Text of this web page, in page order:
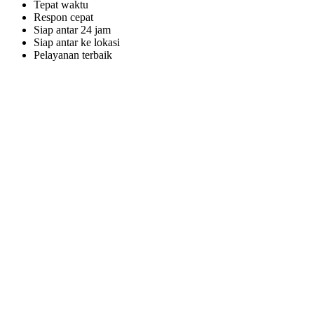
Tepat waktu
Respon cepat
Siap antar 24 jam
Siap antar ke lokasi
Pelayanan terbaik